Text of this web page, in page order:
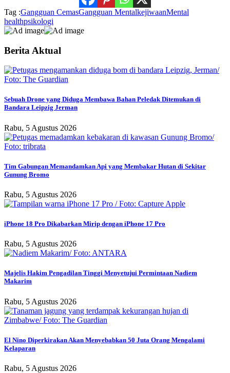
Tag :Gangguan CemasGangguan MentalkejiwaanMental
healthpsikologi
Berita Aktual
Sebuah Drone yang Diduga Membawa Bahan Peledak Ditemukan di
Bandara Leipzig Jerman
Rabu, 5 Agustus 2026
Tim Gabungan Memandamkan Api yang Membakar Hutan di Sekitar
Gunung Bromo
Rabu, 5 Agustus 2026
iPhone 18 Pro Dikabarkan Mirip dengan iPhone 17 Pro
Rabu, 5 Agustus 2026
Majelis Hakim Pengadilan Tinggi Menyetujui Permintaan Nadiem
Makarim
Rabu, 5 Agustus 2026
El Nino Diperkirakan Akan Menyebabkan 50 Juta Orang Mengalami
Kelaparan
Rabu, 5 Agustus 2026